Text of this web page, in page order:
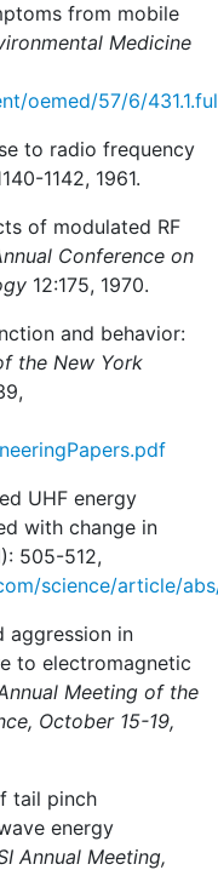
from mobile
Medicine
oemed/57/6/
to radio frequency
1142, 1961.
of modulated RF
Conference on
12:175, 1970.
and behavior:
the New York
UHF energy
with change in
505-512,
science/article/
aggression in
to electromagnetic
Meeting of the
October 15-19,
tail pinch
energy
Annual Meeting,